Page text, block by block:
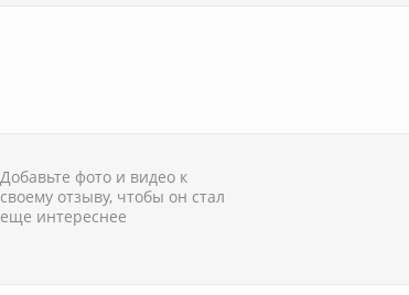
Добавьте фото и видео к
своему отзыву, чтобы он стал
еще интереснее